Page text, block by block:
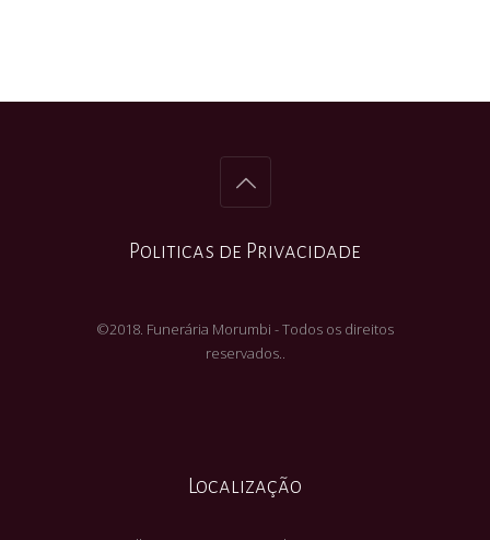
Politicas de Privacidade
©2018. Funerária Morumbi - Todos os direitos
reservados..
Localização